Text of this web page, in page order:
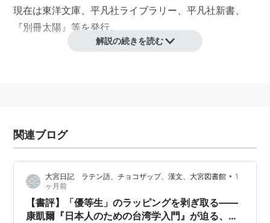
現在は東洋文庫、平凡社ライブラリー、平凡社新書、
『別冊太陽』等を発行。
リスト：リスト::出版社
解説の続きを読む
関連ブログ
大宮日記 ラテン語、チョコザップ、漢文、大宮図書館 • 1
ヶ月前
【書評】「優等生」のラッピングを剥ぎ取る――
康凱爾『日本人のための台湾学入門』が迫る、